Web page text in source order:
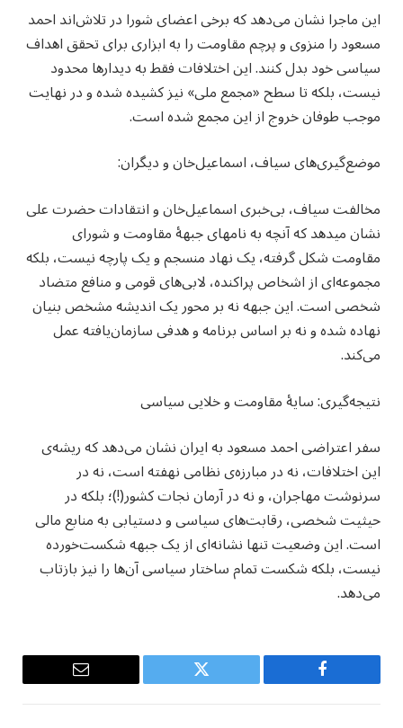
این ماجرا نشان می‌دهد که برخی اعضای شورا در تلاش‌اند احمد
مسعود را منزوی و پرچم مقاومت را به ابزاری برای تحقق اهداف
سیاسی خود بدل کنند. این اختلافات فقط به دیدارها محدود
نیست، بلکه تا سطح «مجمع ملی» نیز کشیده شده و در نهایت
موجب طوفان خروج از این مجمع شده است.
موضع‌گیری‌های سیاف، اسماعیل‌خان و دیگران:
مخالفت سیاف، بی‌خبری اسماعیل‌خان و انتقادات حضرت علی
نشان می‮دهد که آنچه به نام‮های جبهه‌ٔ مقاومت و شورای
مقاومت شکل گرفته، یک نهاد منسجم و یک‌ پارچه نیست، بلکه
مجموعه‌ای از اشخاص پراکنده، لابی‌های قومی و منافع متضاد
شخصی است. این جبهه نه بر محور یک اندیشه مشخص بنیان
نهاده شده و نه بر اساس برنامه‌ و هدفی سازمان‌یافته عمل
می‌کند.
نتیجه‌گیری: سایه‌ٔ مقاومت و خلایی سیاسی
سفر اعتراضی احمد مسعود به ایران نشان می‌دهد که ریشه‌ی
این اختلافات، نه در مبارزه‌ی نظامی نهفته است، نه در
سرنوشت مهاجران، و نه در آرمان نجات کشور(!)؛ بلکه در
حیثیت شخصی، رقابت‌های سیاسی و دستیابی به منابع مالی
است. این وضعیت تنها نشانه‌ای از یک جبهه شکست‌خورده
نیست، بلکه شکست تمام ساختار سیاسی آن‌ها را نیز بازتاب
می‌دهد.
Facebook
Twitter
Email